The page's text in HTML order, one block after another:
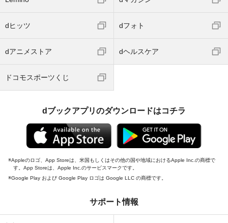
dヒッツ dフォト
dアニメストア dヘルスケア
ドコモスポーツくじ
dブックアプリのダウンロードはコチラ
Appleのロゴ、App Storeは、米国もしくはその他の国や地域におけるApple Inc.の商標で
す。App Storeは、Apple Inc.のサービスマークです。
Google Play および Google Play ロゴは Google LLC の商標です。
サポート情報